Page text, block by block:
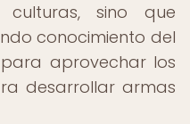
sino que
conocimiento del
aprovechar los
desarrollar armas